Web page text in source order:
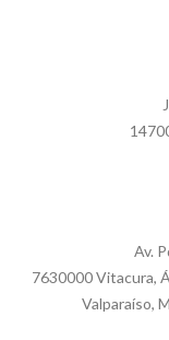
Av.
7630000 Vitacura,
Valparaíso,